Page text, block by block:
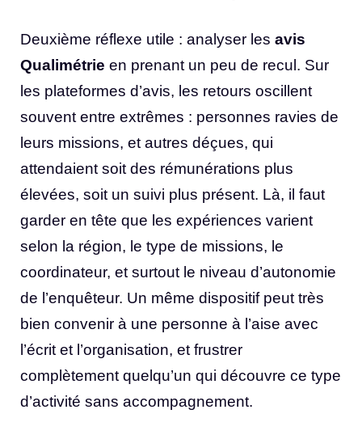
Deuxième réflexe utile : analyser les avis
Qualimétrie en prenant un peu de recul. Sur
les plateformes d’avis, les retours oscillent
souvent entre extrêmes : personnes ravies de
leurs missions, et autres déçues, qui
attendaient soit des rémunérations plus
élevées, soit un suivi plus présent. Là, il faut
garder en tête que les expériences varient
selon la région, le type de missions, le
coordinateur, et surtout le niveau d’autonomie
de l’enquêteur. Un même dispositif peut très
bien convenir à une personne à l’aise avec
l’écrit et l’organisation, et frustrer
complètement quelqu’un qui découvre ce type
d’activité sans accompagnement.